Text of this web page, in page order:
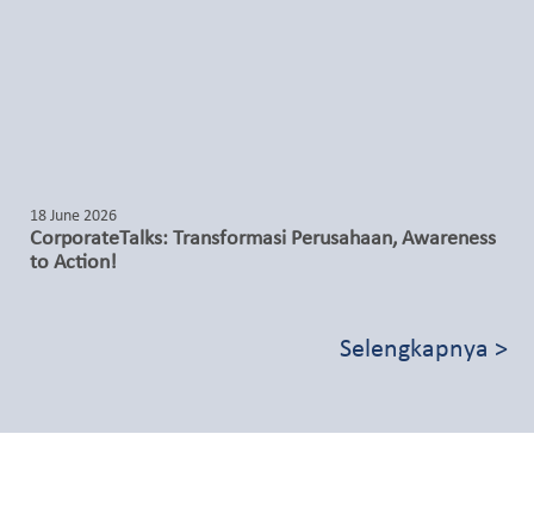
18 June 2026
CorporateTalks: Transformasi Perusahaan, Awareness
to Action!
Selengkapnya >